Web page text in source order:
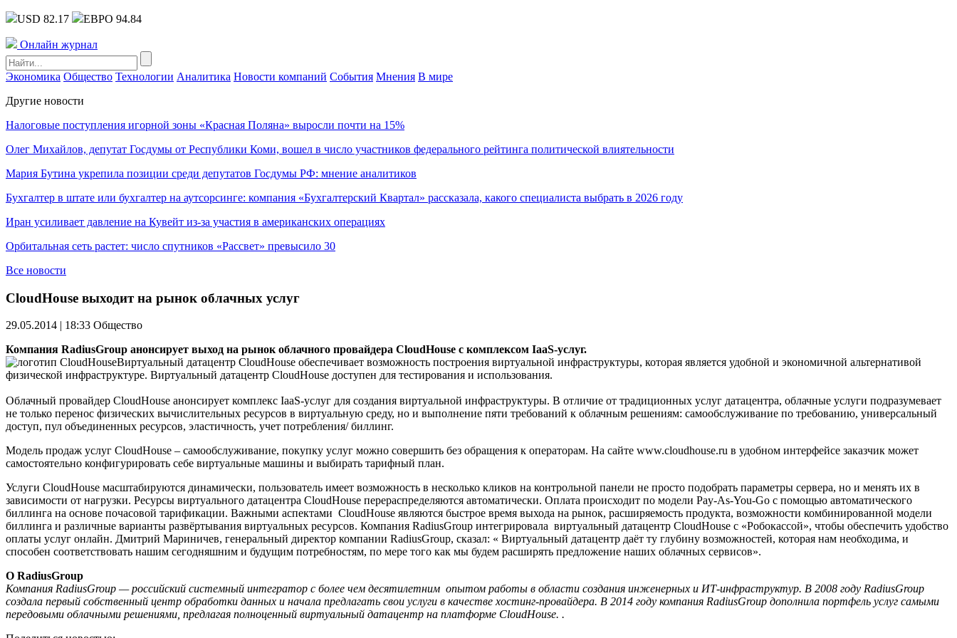
USD 82.17 ЕВРО 94.84
Онлайн журнал
Экономика Общество Технологии Аналитика Новости компаний События Мнения В мире
Другие новости
Налоговые поступления игорной зоны «Красная Поляна» выросли почти на 15%
Олег Михайлов, депутат Госдумы от Республики Коми, вошел в число участников федерального рейтинга политической влиятельности
Мария Бутина укрепила позиции среди депутатов Госдумы РФ: мнение аналитиков
Бухгалтер в штате или бухгалтер на аутсорсинге: компания «Бухгалтерский Квартал» рассказала, какого специалиста выбрать в 2026 году
Иран усиливает давление на Кувейт из-за участия в американских операциях
Орбитальная сеть растет: число спутников «Рассвет» превысило 30
Все новости
CloudHouse выходит на рынок облачных услуг
29.05.2014 | 18:33 Общество
Компания RadiusGroup анонсирует выход на рынок облачного провайдера CloudHouse с комплексом IaaS-услуг.
Виртуальный датацентр CloudHouse обеспечивает возможность построения виртуальной инфраструктуры, которая является удобной и экономичной альтернативой
физической инфраструктуре. Виртуальный датацентр CloudHouse доступен для тестирования и использования.
Облачный провайдер CloudHouse анонсирует комплекс IaaS-услуг для создания виртуальной инфраструктуры. В отличие от традиционных услуг датацентра, облачные услуги подразумевает
не только перенос физических вычислительных ресурсов в виртуальную среду, но и выполнение пяти требований к облачным решениям: самообслуживание по требованию, универсальный
доступ, пул объединенных ресурсов, эластичность, учет потребления/ биллинг.
Модель продаж услуг CloudHouse – самообслуживание, покупку услуг можно совершить без обращения к операторам. На сайте www.cloudhouse.ru в удобном интерфейсе заказчик может
самостоятельно конфигурировать себе виртуальные машины и выбирать тарифный план.
Услуги CloudHouse масштабируются динамически, пользователь имеет возможность в несколько кликов на контрольной панели не просто подобрать параметры сервера, но и менять их в
зависимости от нагрузки. Ресурсы виртуального датацентра CloudHouse перераспределяются автоматически. Оплата происходит по модели Pay-As-You-Go с помощью автоматического
биллинга на основе почасовой тарификации. Важными аспектами CloudHouse являются быстрое время выхода на рынок, расширяемость продукта, возможности комбинированной модели
биллинга и различные варианты развёртывания виртуальных ресурсов. Компания RadiusGroup интегрировала виртуальный датацентр CloudHouse с «Робокассой», чтобы обеспечить удобство
оплаты услуг онлайн. Дмитрий Мариничев, генеральный директор компании RadiusGroup, сказал: « Виртуальный датацентр даёт ту глубину возможностей, которая нам необходима, и
способен соответствовать нашим сегодняшним и будущим потребностям, по мере того как мы будем расширять предложение наших облачных сервисов».
О RadiusGroup
Компания RadiusGroup — российский системный интегратор с более чем десятилетним опытом работы в области создания инженерных и ИТ-инфраструктур. В 2008 году RadiusGroup
создала первый собственный центр обработки данных и начала предлагать свои услуги в качестве хостинг-провайдера. В 2014 году компания RadiusGroup дополнила портфель услуг самыми
передовыми облачными решениями, предлагая полноценный виртуальный датацентр на платформе CloudHouse. .